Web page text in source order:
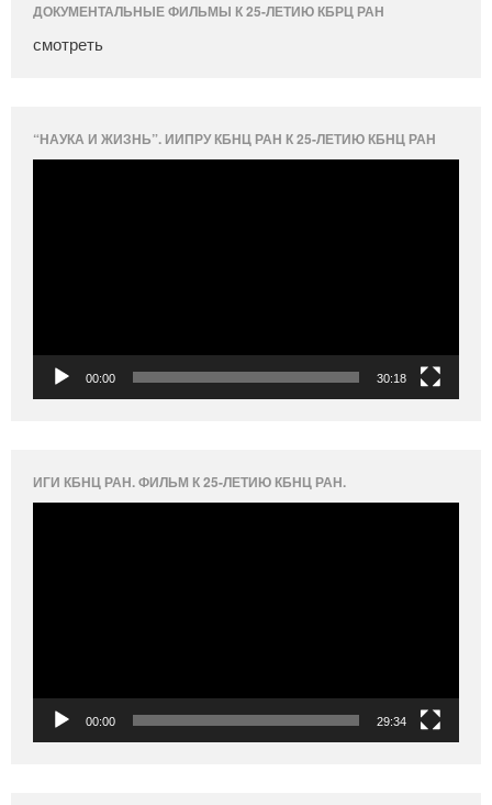
ДОКУМЕНТАЛЬНЫЕ ФИЛЬМЫ К 25-ЛЕТИЮ КБРЦ РАН
смотреть
“НАУКА И ЖИЗНЬ”. ИИПРУ КБНЦ РАН К 25-ЛЕТИЮ КБНЦ РАН
00:00 30:18
ИГИ КБНЦ РАН. ФИЛЬМ К 25-ЛЕТИЮ КБНЦ РАН.
00:00 29:34